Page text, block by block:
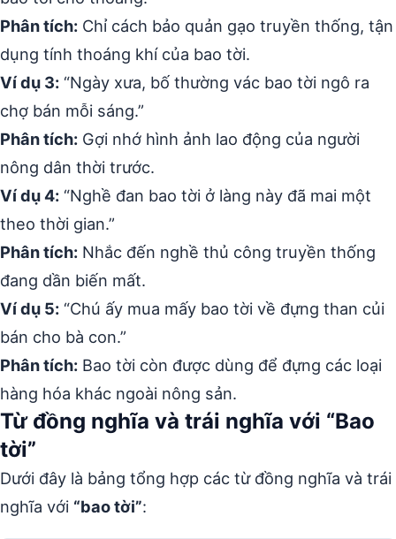
Phân tích: Chỉ cách bảo quản gạo truyền thống, tận
dụng tính thoáng khí của bao tời.
Ví dụ 3: “Ngày xưa, bố thường vác bao tời ngô ra
chợ bán mỗi sáng.”
Phân tích: Gợi nhớ hình ảnh lao động của người
nông dân thời trước.
Ví dụ 4: “Nghề đan bao tời ở làng này đã mai một
theo thời gian.”
Phân tích: Nhắc đến nghề thủ công truyền thống
đang dần biến mất.
Ví dụ 5: “Chú ấy mua mấy bao tời về đựng than củi
bán cho bà con.”
Phân tích: Bao tời còn được dùng để đựng các loại
hàng hóa khác ngoài nông sản.
Từ đồng nghĩa và trái nghĩa với “Bao
tời”
Dưới đây là bảng tổng hợp các từ đồng nghĩa và trái
nghĩa với “bao tời”: